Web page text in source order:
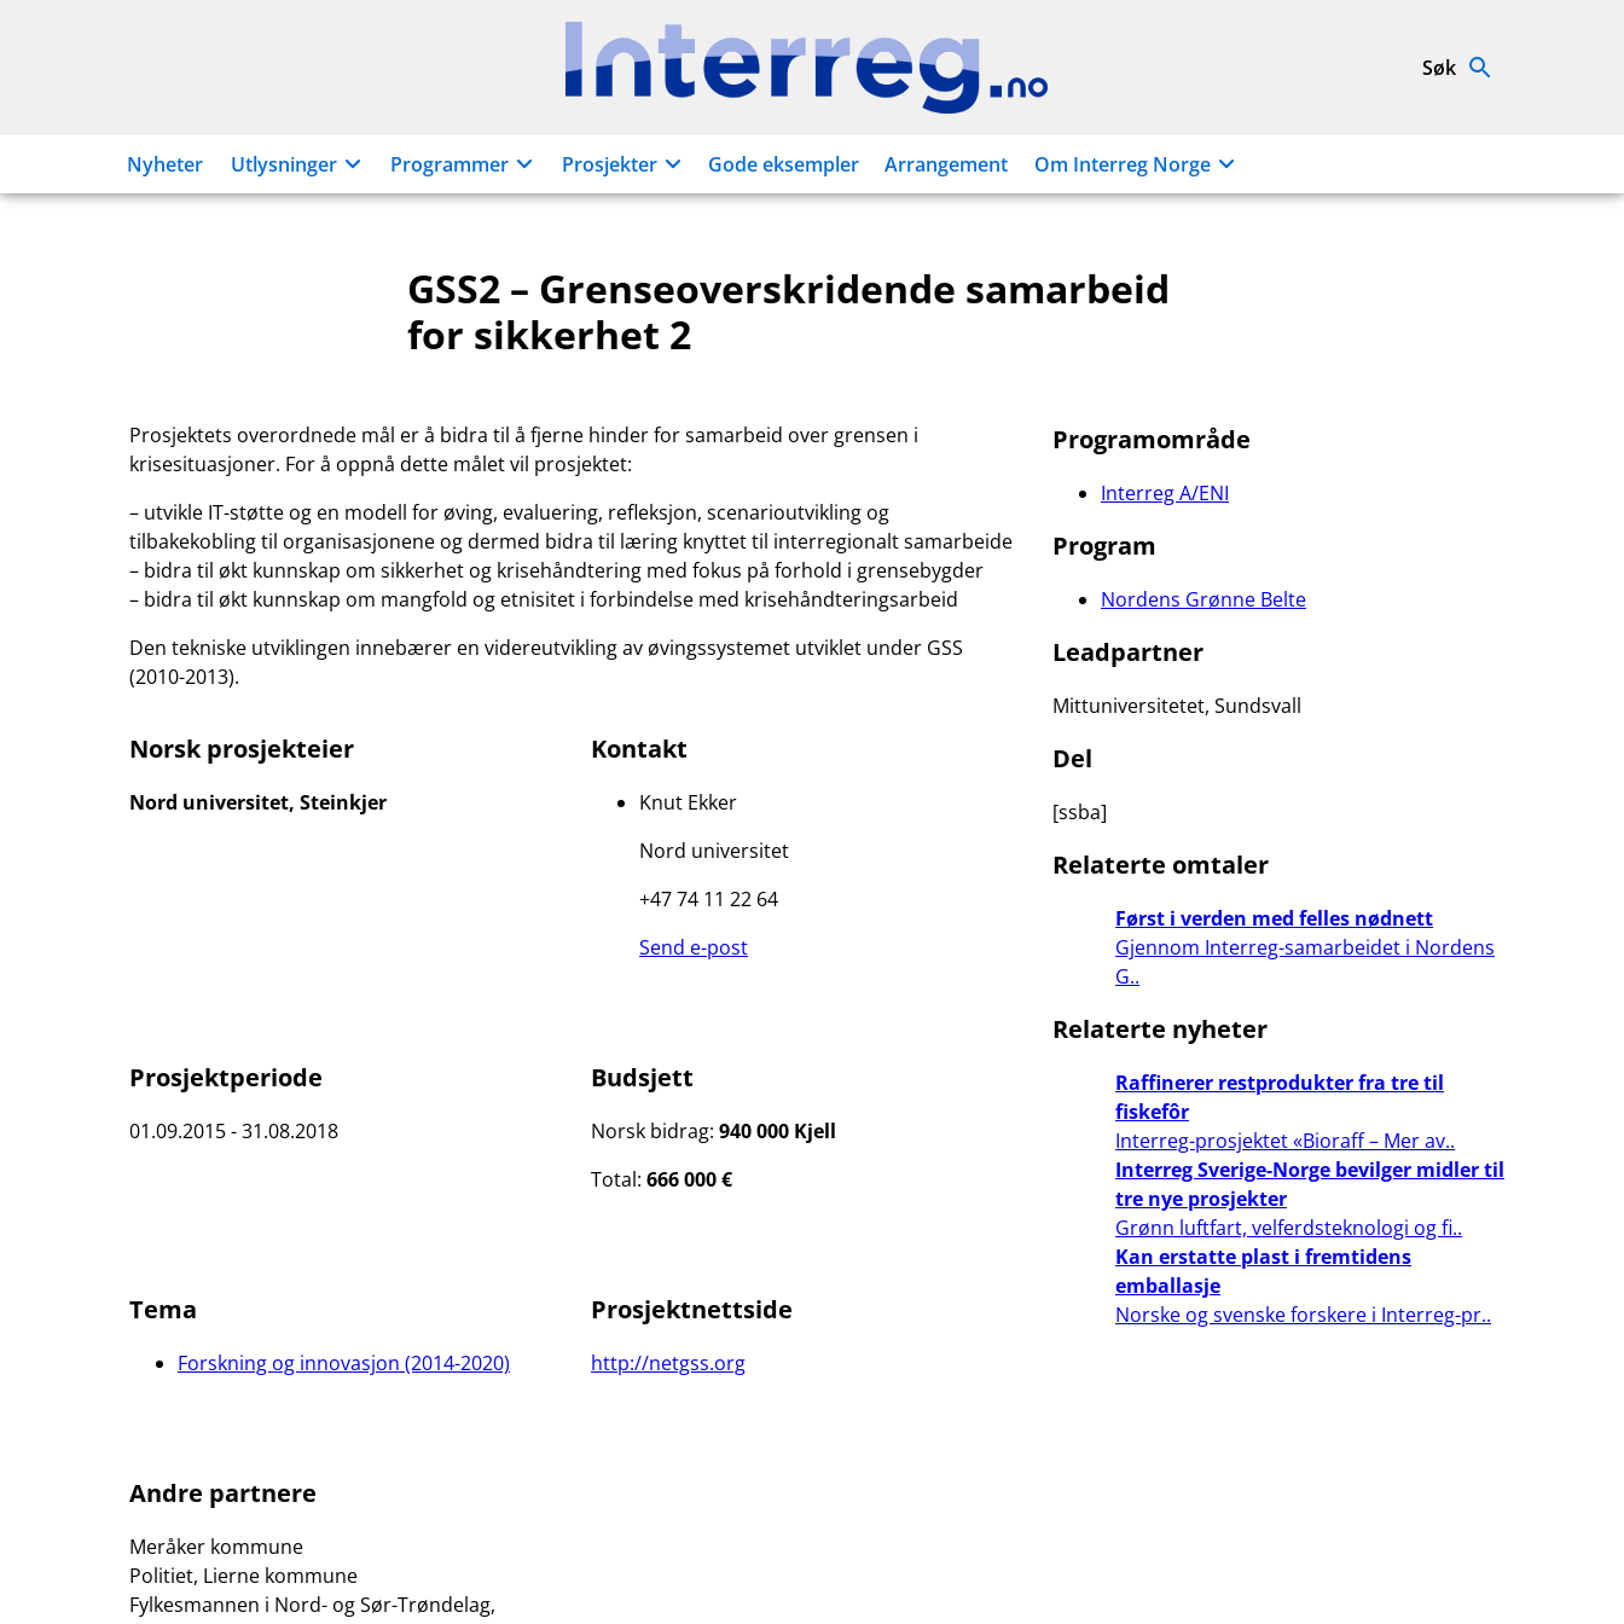
Interreg.no Søk
Nyheter Utlysninger Programmer Prosjekter Gode eksempler Arrangement Om Interreg Norge
GSS2 – Grenseoverskridende samarbeid
for sikkerhet 2
Prosjektets overordnede mål er å bidra til å fjerne hinder for samarbeid over grensen i
krisesituasjoner. For å oppnå dette målet vil prosjektet:
– utvikle IT-støtte og en modell for øving, evaluering, refleksjon, scenarioutvikling og
tilbakekobling til organisasjonene og dermed bidra til læring knyttet til interregionalt samarbeide
– bidra til økt kunnskap om sikkerhet og krisehåndtering med fokus på forhold i grensebygder
– bidra til økt kunnskap om mangfold og etnisitet i forbindelse med krisehåndteringsarbeid
Den tekniske utviklingen innebærer en videreutvikling av øvingssystemet utviklet under GSS
(2010-2013).
Norsk prosjekteier
Nord universitet, Steinkjer
Kontakt
Knut Ekker
Nord universitet
+47 74 11 22 64
Send e-post
Prosjektperiode
01.09.2015 - 31.08.2018
Budsjett
Norsk bidrag: 940 000 Kjell
Total: 666 000 €
Tema
Forskning og innovasjon (2014-2020)
Prosjektnettside
http://netgss.org
Andre partnere
Meråker kommune
Politiet, Lierne kommune
Fylkesmannen i Nord- og Sør-Trøndelag,
Programområde
Interreg A/ENI
Program
Nordens Grønne Belte
Leadpartner
Mittuniversitetet, Sundsvall
Del
[ssba]
Relaterte omtaler
Først i verden med felles nødnett
Gjennom Interreg-samarbeidet i Nordens
G..
Relaterte nyheter
Raffinerer restprodukter fra tre til
fiskefôr
Interreg-prosjektet «Bioraff – Mer av..
Interreg Sverige-Norge bevilger midler til
tre nye prosjekter
Grønn luftfart, velferdsteknologi og fi..
Kan erstatte plast i fremtidens
emballasje
Norske og svenske forskere i Interreg-pr..